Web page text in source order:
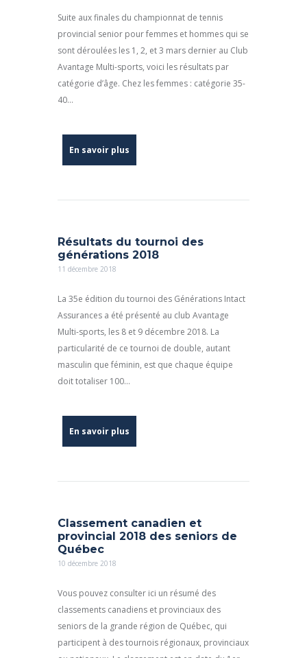
Suite aux finales du championnat de tennis
provincial senior pour femmes et hommes qui se
sont déroulées les 1, 2, et 3 mars dernier au Club
Avantage Multi-sports, voici les résultats par
catégorie d’âge. Chez les femmes : catégorie 35-
40...
En savoir plus
Résultats du tournoi des
générations 2018
11 décembre 2018
La 35e édition du tournoi des Générations Intact
Assurances a été présenté au club Avantage
Multi-sports, les 8 et 9 décembre 2018. La
particularité de ce tournoi de double, autant
masculin que féminin, est que chaque équipe
doit totaliser 100...
En savoir plus
Classement canadien et
provincial 2018 des seniors de
Québec
10 décembre 2018
Vous pouvez consulter ici un résumé des
classements canadiens et provinciaux des
seniors de la grande région de Québec, qui
participent à des tournois régionaux, provinciaux